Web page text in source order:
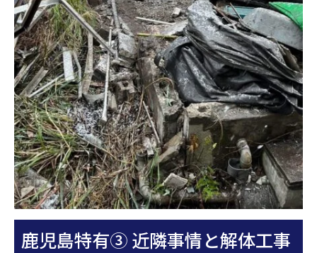
鹿児島特有③ 近隣事情と解体工事